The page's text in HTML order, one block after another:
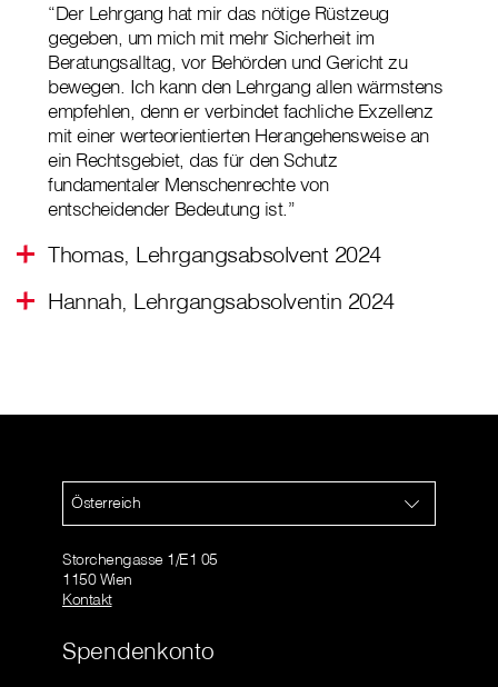
“Der Lehrgang hat mir das nötige Rüstzeug
gegeben, um mich mit mehr Sicherheit im
Beratungsalltag, vor Behörden und Gericht zu
bewegen. Ich kann den Lehrgang allen wärmstens
empfehlen, denn er verbindet fachliche Exzellenz
mit einer werteorientierten Herangehensweise an
ein Rechtsgebiet, das für den Schutz
fundamentaler Menschenrechte von
entscheidender Bedeutung ist.”
Thomas, Lehrgangsabsolvent 2024
Hannah, Lehrgangsabsolventin 2024
Österreich
Storchengasse 1/E1 05
1150 Wien
Kontakt
Spendenkonto